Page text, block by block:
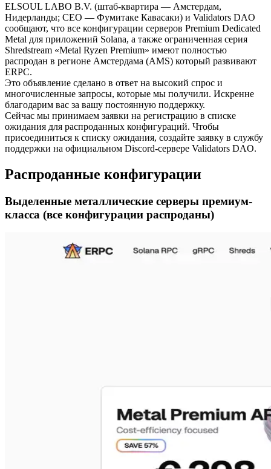
ELSOUL LABO B.V. (штаб-квартира — Амстердам,
Нидерланды; CEO — Фумитаке Кавасаки) и Validators DAO
сообщают, что все конфигурации серверов Premium Dedicated
Metal для приложений Solana, а также ограниченная серия
Shredstream «Metal Ryzen Premium» имеют полностью
распродан в регионе Амстердама (AMS) который развивают
ERPC.
Это объявление сделано в ответ на высокий спрос и
многочисленные запросы, которые мы получили. Искренне
благодарим вас за вашу постоянную поддержку.
Сейчас мы принимаем заявки на регистрацию в списке
ожидания для распроданных конфигураций. Чтобы
присоединиться к списку ожидания, создайте заявку в службу
поддержки на официальном Discord-сервере Validators DAO.
Распроданные конфигурации
Выделенные металлические серверы премиум-
класса (все конфигурации распроданы)